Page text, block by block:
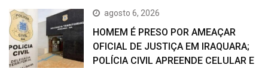
agosto 6, 2026
HOMEM É PRESO POR AMEAÇAR
OFICIAL DE JUSTIÇA EM IRAQUARA;
POLÍCIA CIVIL APREENDE CELULAR E